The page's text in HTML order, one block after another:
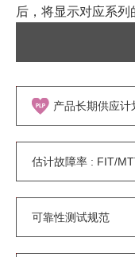
后，将显示对应系列
产品长期供应计
估计故障率 : FIT/
可靠性测试规范